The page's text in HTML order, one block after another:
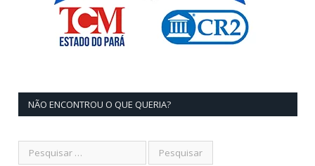
NÃO ENCONTROU O QUE QUERIA?